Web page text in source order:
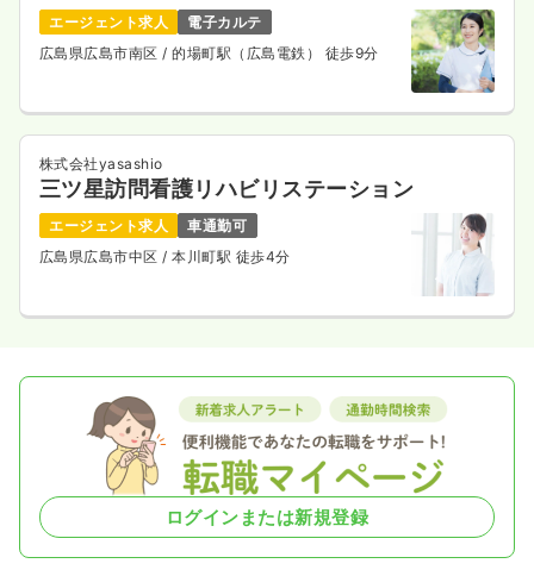
エージェント求人
電子カルテ
広島県広島市南区 / 的場町駅（広島電鉄） 徒歩9分
株式会社yasashio
三ツ星訪問看護リハビリステーション
エージェント求人
車通勤可
広島県広島市中区 / 本川町駅 徒歩4分
ログインまたは新規登録